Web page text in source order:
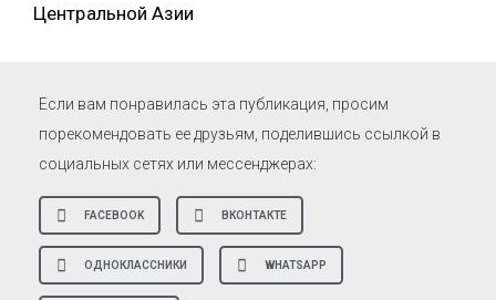
Центральной Азии
Если вам понравилась эта публикация, просим
порекомендовать ее друзьям, поделившись ссылкой в
социальных сетях или мессенджерах:
FACEBOOK ВКОНТАКТЕ
ОДНОКЛАССНИКИ WHATSAPP